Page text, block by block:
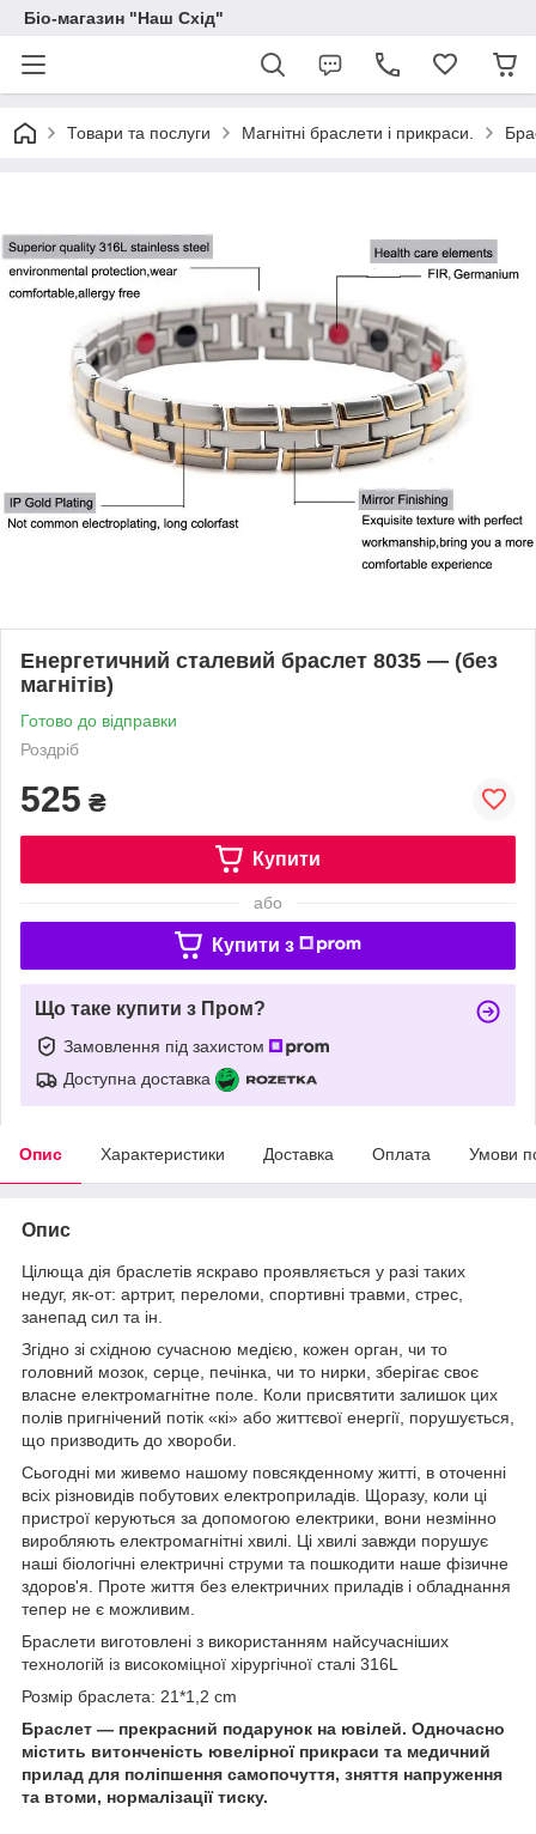
Біо-магазин "Наш Схід"
Товари та послуги Магнітні браслети і прикраси.
Енергетичний сталевий браслет 8035 — (без
магнітів)
Готово до відправки
Роздріб
525 ₴
Купити
або
Купити з
Що таке купити з Пром?
Замовлення під захистом
Доступна доставка
Опис Характеристики Доставка Оплата Умови
Опис
Цілюща дія браслетів яскраво проявляється у разі таких
недуг, як-от: артрит, переломи, спортивні травми, стрес,
занепад сил та ін.
Згідно зі східною сучасною медією, кожен орган, чи то
головний мозок, серце, печінка, чи то нирки, зберігає своє
власне електромагнітне поле. Коли присвятити залишок цих
полів пригнічений потік «кі» або життєвої енергії, порушується,
що призводить до хвороби.
Сьогодні ми живемо нашому повсякденному житті, в оточенні
всіх різновидів побутових електроприладів. Щоразу, коли ці
пристрої керуються за допомогою електрики, вони незмінно
виробляють електромагнітні хвилі. Ці хвилі завжди порушує
наші біологічні електричні струми та пошкодити наше фізичне
здоров'я. Проте життя без електричних приладів і обладнання
тепер не є можливим.
Браслети виготовлені з використанням найсучасніших
технологій із високоміцної хірургічної сталі 316L
Розмір браслета: 21*1,2 cm
Браслет — прекрасний подарунок на ювілей. Одночасно
містить витонченість ювелірної прикраси та медичний
прилад для поліпшення самопочуття, зняття напруження
та втоми, нормалізації тиску.